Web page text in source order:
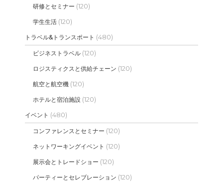
研修とセミナー (120)
学生生活 (120)
トラベル&トランスポート (480)
ビジネストラベル (120)
ロジスティクスと供給チェーン (120)
航空と航空機 (120)
ホテルと宿泊施設 (120)
イベント (480)
コンファレンスとセミナー (120)
ネットワーキングイベント (120)
展示会とトレードショー (120)
パーティーとセレブレーション (120)